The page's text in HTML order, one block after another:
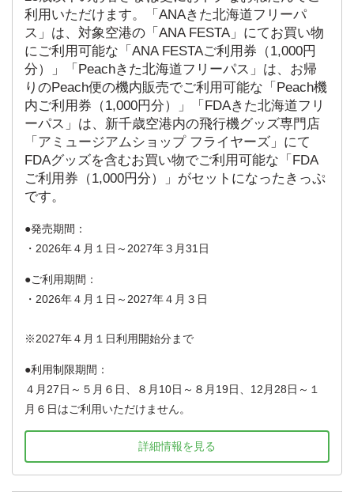
利用いただけます。「ANAきた北海道フリーパ
ス」は、対象空港の「ANA FESTA」にてお買い物
にご利用可能な「ANA FESTAご利用券（1,000円
分）」「Peachきた北海道フリーパス」は、お帰
りのPeach便の機内販売でご利用可能な「Peach機
内ご利用券（1,000円分）」「FDAきた北海道フリ
ーパス」は、新千歳空港内の飛行機グッズ専門店
「アミュージアムショップ フライヤーズ」にて
FDAグッズを含むお買い物でご利用可能な「FDA
ご利用券（1,000円分）」がセットになったきっぷ
です。
発売期間：
・2026年４月１日～2027年３月31日
ご利用期間：
・2026年４月１日～2027年４月３日
※2027年４月１日利用開始分まで
利用制限期間：
４月27日～５月６日、８月10日～８月19日、12月28日～１
月６日はご利用いただけません。
詳細情報を見る